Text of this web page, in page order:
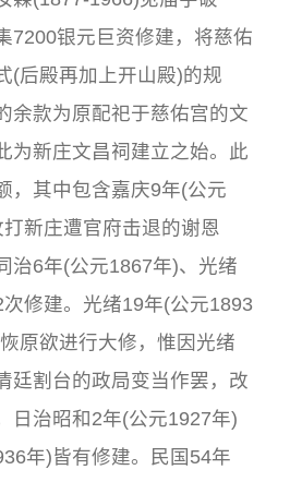
7200银元巨资修建，将慈佑
(后殿再加上开山殿)的规
余款为原配祀于慈佑宫的文
为新庄文昌祠建立之始。此
，其中包含嘉庆9年(公元
新庄遭官府击退的谢恩
治6年(公元1867年)、光绪
修建。光绪19年(公元1893
原欲进行大修，惟因光绪
廷割台的政局变当作罢，改
日治昭和2年(公元1927年)
年)皆有修建。民国54年